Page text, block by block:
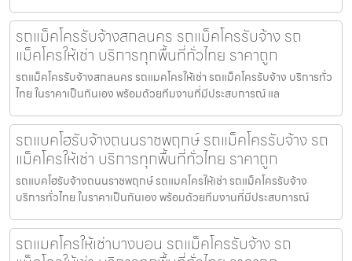
รถแม็คโครรับจ้างสกลนคร รถแม็คโครรับจ้าง รถ
แม็คโครให้เช่า บริการทุกพื้นที่ทั่วไทย ราคาถูก
รถแม็คโครรับจ้างสกลนคร รถแมคโครให้เช่า รถแม็คโครรับจ้าง บริการทั่ว
ไทย ในราคาเป็นกันเอง พร้อมด้วยทีมงานที่มีประสบการณ์ แล
รถแบคโฮรับจ้างถนนราชพฤกษ์ รถแม็คโครรับจ้าง รถ
แม็คโครให้เช่า บริการทุกพื้นที่ทั่วไทย ราคาถูก
รถแบคโฮรับจ้างถนนราชพฤกษ์ รถแมคโครให้เช่า รถแม็คโครรับจ้าง
บริการทั่วไทย ในราคาเป็นกันเอง พร้อมด้วยทีมงานที่มีประสบการณ์
รถแมคโครให้เช่าบางบอน รถแม็คโครรับจ้าง รถ